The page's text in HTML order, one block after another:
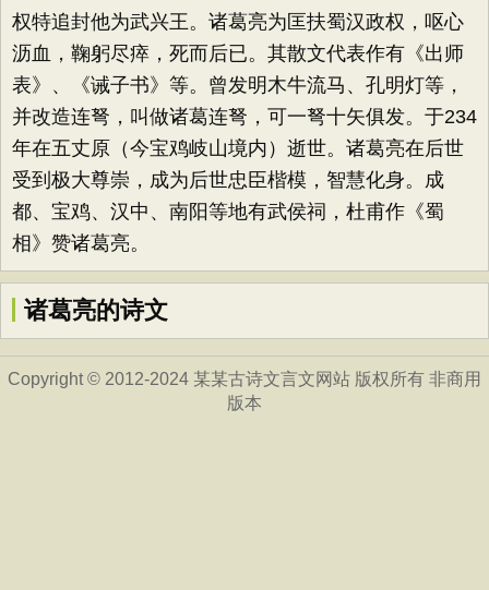
权特追封他为武兴王。诸葛亮为匡扶蜀汉政权，呕心
沥血，鞠躬尽瘁，死而后已。其散文代表作有《出师
表》、《诫子书》等。曾发明木牛流马、孔明灯等，
并改造连弩，叫做诸葛连弩，可一弩十矢俱发。于234
年在五丈原（今宝鸡岐山境内）逝世。诸葛亮在后世
受到极大尊崇，成为后世忠臣楷模，智慧化身。成
都、宝鸡、汉中、南阳等地有武侯祠，杜甫作《蜀
相》赞诸葛亮。
诸葛亮的诗文
Copyright © 2012-2024 某某古诗文言文网站 版权所有 非商用
版本